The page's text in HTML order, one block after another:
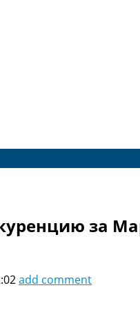
за
add comment